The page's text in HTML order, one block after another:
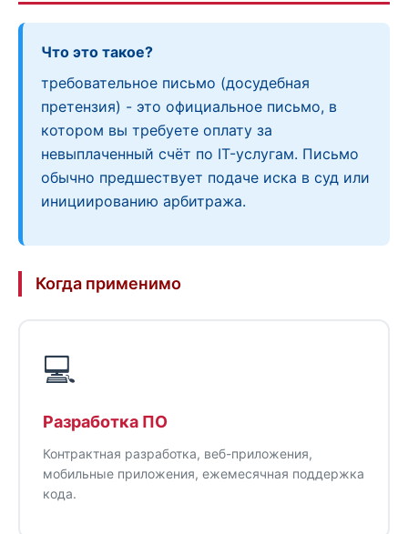
Что это такое?
требовательное письмо (досудебная
претензия) - это официальное письмо, в
котором вы требуете оплату за
невыплаченный счёт по IT-услугам. Письмо
обычно предшествует подаче иска в суд или
инициированию арбитража.
Когда применимо
💻
Разработка ПО
Контрактная разработка, веб-приложения,
мобильные приложения, ежемесячная поддержка
кода.